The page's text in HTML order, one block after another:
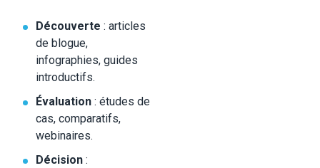
Découverte : articles
de blogue,
infographies, guides
introductifs.
Évaluation : études de
cas, comparatifs,
webinaires.
Décision :